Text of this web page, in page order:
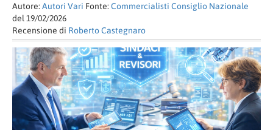
Autore: Autori Vari Fonte: Commercialisti Consiglio Nazionale
del 19/02/2026
Recensione di Roberto Castegnaro